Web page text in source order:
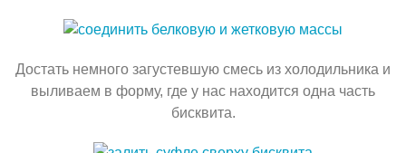
Достать немного загустевшую смесь из холодильника и
выливаем в форму, где у нас находится одна часть
бисквита.